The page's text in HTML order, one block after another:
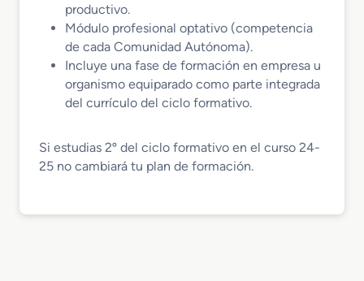
productivo.
Módulo profesional optativo (competencia
de cada Comunidad Autónoma).
Incluye una fase de formación en empresa u
organismo equiparado como parte integrada
del currículo del ciclo formativo.
Si estudias 2º del ciclo formativo en el curso 24-
25 no cambiará tu plan de formación.